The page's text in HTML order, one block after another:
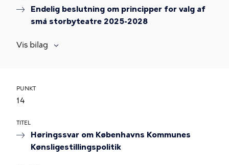
Endelig beslutning om principper for valg af
små storbyteatre 2025-2028
Vis bilag
PUNKT
14
TITEL
Høringssvar om Københavns Kommunes
Kønsligestillingspolitik